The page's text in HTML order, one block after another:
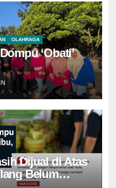
OLAHRAGA
‘Obati’
Dijual di Atas
Belum